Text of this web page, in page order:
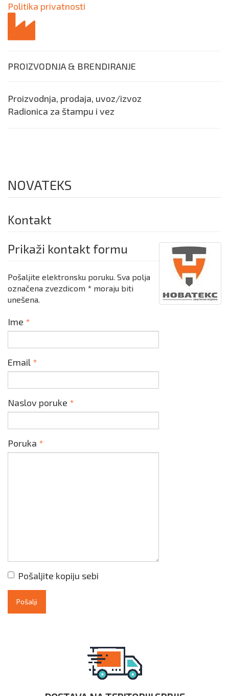
Politika privatnosti
PROIZVODNJA & BRENDIRANJE
Proizvodnja, prodaja, uvoz/izvoz
Radionica za štampu i vez
NOVATEKS
Kontakt
Prikaži kontakt formu
Pošaljite elektronsku poruku. Sva polja
označena zvezdicom * moraju biti
unešena.
Ime *
Email *
Naslov poruke *
Poruka *
Pošaljite kopiju sebi
Pošalji